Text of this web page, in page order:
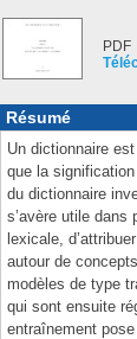
PDF
Résumé
Un dictionnaire
que la
du dictionnaire
s’avère utile
lexicale,
autour de
modèles de type
qui sont ensuite
entraînement